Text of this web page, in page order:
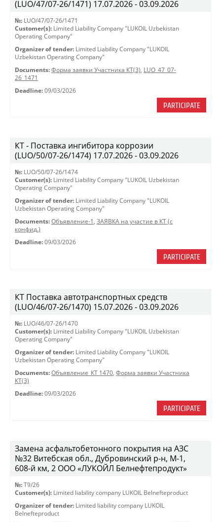
(LUO/47/07-26/1471) 17.07.2026 - 03.09.2026
№: LUO/47/07-26/1471
Customer(s): Limited Liability Company "LUKOIL Uzbekistan
Operating Company"
Organizer of tender: Limited Liability Company "LUKOIL
Uzbekistan Operating Company"
Documents: Форма заявки Участника КТ(3), LUO_47_07-
26_1471
Deadline: 09/03/2026
PARTICIPATE
КТ - Поставка ингибитора коррозии
(LUO/50/07-26/1474) 17.07.2026 - 03.09.2026
№: LUO/50/07-26/1474
Customer(s): Limited Liability Company "LUKOIL Uzbekistan
Operating Company"
Organizer of tender: Limited Liability Company "LUKOIL
Uzbekistan Operating Company"
Documents: Объявление-1 , ЗАЯВКА на участие в КТ (с
конфид.)
Deadline: 09/03/2026
PARTICIPATE
КТ Поставка автотранспортных средств
(LUO/46/07-26/1470) 15.07.2026 - 03.09.2026
№: LUO/46/07-26/1470
Customer(s): Limited Liability Company "LUKOIL Uzbekistan
Operating Company"
Organizer of tender: Limited Liability Company "LUKOIL
Uzbekistan Operating Company"
Documents: Объявление_КТ 1470, Форма заявки Участника
КТ(3)
Deadline: 09/03/2026
PARTICIPATE
Замена асфальтобетонного покрытия на АЗС
№32 Витебская обл., Дубровинский р-н, М-1,
608-й км, 2 ООО «ЛУКОЙЛ Белнефтепродукт»
№: T9/26
Customer(s): Limited liability company LUKOIL Belnefteproduct
Organizer of tender: Limited liability company LUKOIL
Belnefteproduct